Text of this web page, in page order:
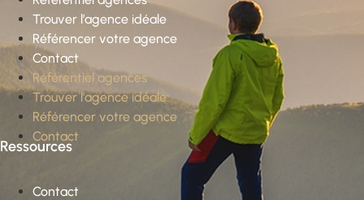
Trouver l’agence idéale
Référencer votre agence
Contact
Référentiel agences
Trouver l’agence idéale
Référencer votre agence
Contact
Ressources
Contact